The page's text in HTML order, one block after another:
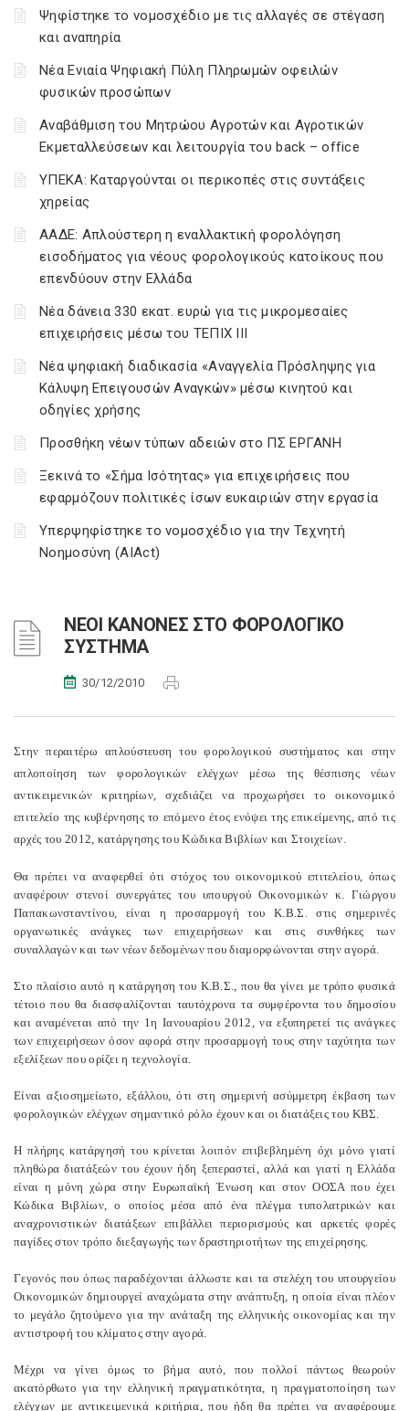
Ψηφίστηκε το νομοσχέδιο με τις αλλαγές σε στέγαση
και αναπηρία
Νέα Ενιαία Ψηφιακή Πύλη Πληρωμών οφειλών
φυσικών προσώπων
Αναβάθμιση του Μητρώου Αγροτών και Αγροτικών
Εκμεταλλεύσεων και λειτουργία του back – office
ΥΠΕΚΑ: Καταργούνται οι περικοπές στις συντάξεις
χηρείας
ΑΑΔΕ: Απλούστερη η εναλλακτική φορολόγηση
εισοδήματος για νέους φορολογικούς κατοίκους που
επενδύουν στην Ελλάδα
Νέα δάνεια 330 εκατ. ευρώ για τις μικρομεσαίες
επιχειρήσεις μέσω του ΤΕΠΙΧ ΙΙΙ
Νέα ψηφιακή διαδικασία «Αναγγελία Πρόσληψης για
Κάλυψη Επειγουσών Αναγκών» μέσω κινητού και
οδηγίες χρήσης
Προσθήκη νέων τύπων αδειών στο ΠΣ ΕΡΓΑΝΗ
Ξεκινά το «Σήμα Ισότητας» για επιχειρήσεις που
εφαρμόζουν πολιτικές ίσων ευκαιριών στην εργασία
Υπερψηφίστηκε το νομοσχέδιο για την Τεχνητή
Νοημοσύνη (AIAct)
ΝΕΟΙ ΚΑΝΟΝΕΣ ΣΤΟ ΦΟΡΟΛΟΓΙΚΟ
ΣΥΣΤΗΜΑ
30/12/2010
Στην περαιτέρω απλούστευση του φορολογικού συστήματος και στην
απλοποίηση των φορολογικών ελέγχων μέσω της θέσπισης νέων
αντικειμενικών κριτηρίων, σχεδιάζει να προχωρήσει το οικονομικό
επιτελείο της κυβέρνησης το επόμενο έτος ενόψει της επικείμενης, από τις
αρχές του 2012, κατάργησης του Κώδικα Βιβλίων και Στοιχείων.
Θα πρέπει να αναφερθεί ότι στόχος του οικονομικού επιτελείου, όπως
αναφέρουν στενοί συνεργάτες του υπουργού Οικονομικών κ. Γιώργου
Παπακωνσταντίνου, είναι η προσαρμογή του Κ.Β.Σ. στις σημερινές
οργανωτικές ανάγκες των επιχειρήσεων και στις συνθήκες των
συναλλαγών και των νέων δεδομένων που διαμορφώνονται στην αγορά.
Στο πλαίσιο αυτό η κατάργηση του Κ.Β.Σ., που θα γίνει με τρόπο φυσικά
τέτοιο που θα διασφαλίζονται ταυτόχρονα τα συμφέροντα του δημοσίου
και αναμένεται από την 1η Ιανουαρίου 2012, να εξυπηρετεί τις ανάγκες
των επιχειρήσεων όσον αφορά στην προσαρμογή τους στην ταχύτητα των
εξελίξεων που ορίζει η τεχνολογία.
Είναι αξιοσημείωτο, εξάλλου, ότι στη σημερινή ασύμμετρη έκβαση των
φορολογικών ελέγχων σημαντικό ρόλο έχουν και οι διατάξεις του ΚΒΣ.
Η πλήρης κατάργησή του κρίνεται λοιπόν επιβεβλημένη όχι μόνο γιατί
πληθώρα διατάξεών του έχουν ήδη ξεπεραστεί, αλλά και γιατί η Ελλάδα
είναι η μόνη χώρα στην Ευρωπαϊκή Ένωση και στον ΟΟΣΑ που έχει
Κώδικα Βιβλίων, ο οποίος μέσα από ένα πλέγμα τυπολατρικών και
αναχρονιστικών διατάξεων επιβάλλει περιορισμούς και αρκετές φορές
παγίδες στον τρόπο διεξαγωγής των δραστηριοτήτων της επιχείρησης.
Γεγονός που όπως παραδέχονται άλλωστε και τα στελέχη του υπουργείου
Οικονομικών δημιουργεί αναχώματα στην ανάπτυξη, η οποία είναι πλέον
το μεγάλο ζητούμενο για την ανάταξη της ελληνικής οικονομίας και την
αντιστροφή του κλίματος στην αγορά.
Μέχρι να γίνει όμως το βήμα αυτό, που πολλοί πάντως θεωρούν
ακατόρθωτο για την ελληνική πραγματικότητα, η πραγματοποίηση των
ελέγχων με αντικειμενικά κριτήρια, που ήδη θα πρέπει να αναφέρουμε